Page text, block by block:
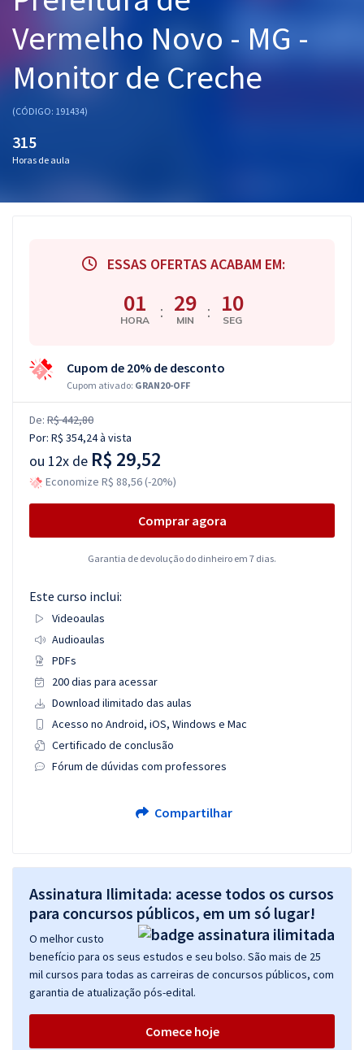
Graduação
OAB
Conteúdo gratuito
Vermelho Novo - MG -
Monitor de Creche
(CÓDIGO: 191434)
315
Horas de aula
ESSAS OFERTAS ACABAM EM:
01
HORA : 29
MIN : 10
SEG
Cupom de 20% de desconto
Cupom ativado: GRAN20-OFF
De: R$ 442,80
Por: R$ 354,24à vista
ou 12x de R$ 29,52
Economize R$ 88,56 (-20%)
Comprar agora
Garantia de devolução do dinheiro em 7 dias.
Este curso inclui:
Videoaulas
Audioaulas
PDFs
200 dias para acessar
Download ilimitado das aulas
Acesso no Android, iOS, Windows e Mac
Certificado de conclusão
Fórum de dúvidas com professores
Compartilhar
Assinatura Ilimitada: acesse todos os cursos
para concursos públicos, em um só lugar!
O melhor custo
benefício para os seus estudos e seu bolso. São mais de 25
mil cursos para todas as carreiras de concursos públicos, com
garantia de atualização pós-edital.
Comece hoje